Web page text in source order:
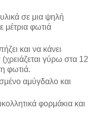
σε μια ψηλή
μέτρια φωτιά
και να κάνει
γύρω στα 12
φωτιά.
αμύγδαλο και
φορμάκια και